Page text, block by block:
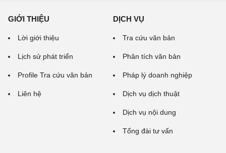
GIỚI THIỆU
Lời giới thiệu
Lịch sử phát triển
Profile Tra cứu văn bản
Liên hệ
DỊCH VỤ
Tra cứu văn bản
Phân tích văn bản
Pháp lý doanh nghiệp
Dịch vụ dịch thuật
Dịch vụ nội dung
Tổng đài tư vấn